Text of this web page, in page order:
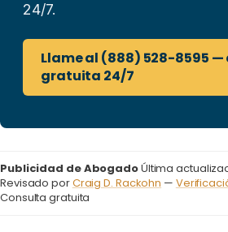
24/7.
Llame al (888) 528-8595
gratuita 24/7
Publicidad de AbogadoÚltima
Revisado porCraig D. Rackohn —
Consulta gratuita